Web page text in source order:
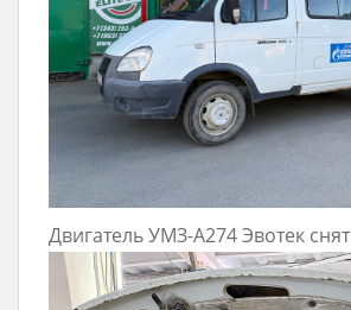
Двигатель УМЗ-А274 Эвотек снят